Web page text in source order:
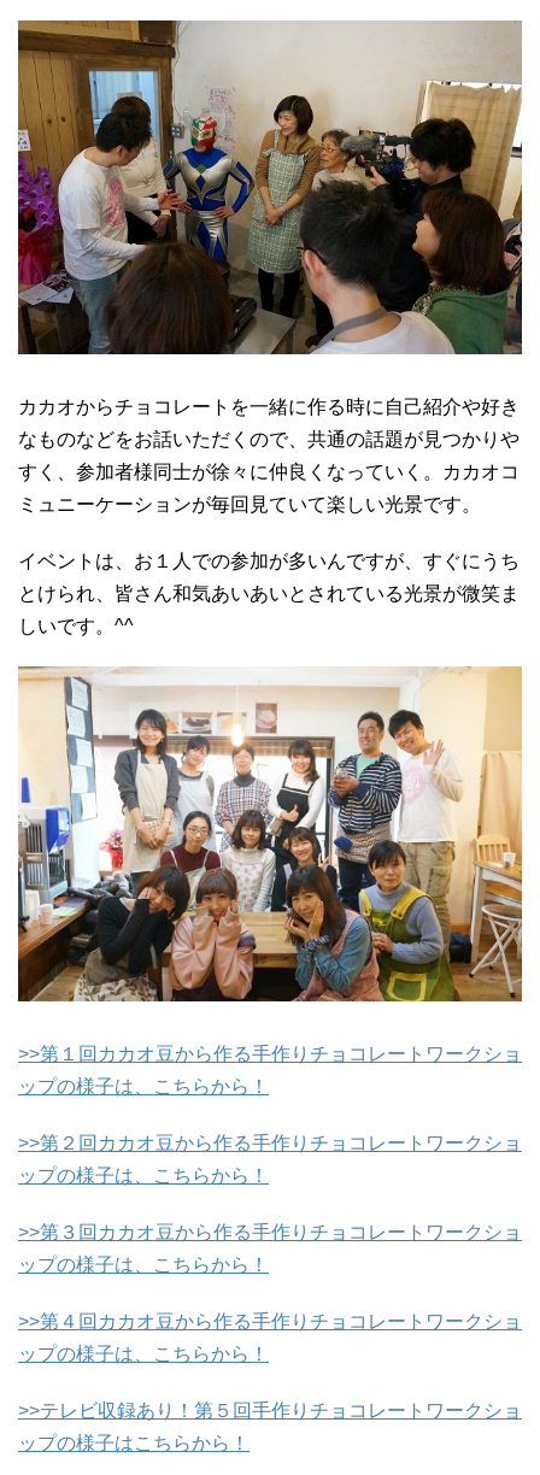
カカオからチョコレートを一緒に作る時に自己紹介や好き
なものなどをお話いただくので、共通の話題が見つかりや
すく、参加者様同士が徐々に仲良くなっていく。カカオコ
ミュニーケーションが毎回見ていて楽しい光景です。
イベントは、お１人での参加が多いんですが、すぐにうち
とけられ、皆さん和気あいあいとされている光景が微笑ま
しいです。^^
>>第１回カカオ豆から作る手作りチョコレートワークショ
ップの様子は、こちらから！
>>第２回カカオ豆から作る手作りチョコレートワークショ
ップの様子は、こちらから！
>>第３回カカオ豆から作る手作りチョコレートワークショ
ップの様子は、こちらから！
>>第４回カカオ豆から作る手作りチョコレートワークショ
ップの様子は、こちらから！
>>テレビ収録あり！第５回手作りチョコレートワークショ
ップの様子はこちらから！